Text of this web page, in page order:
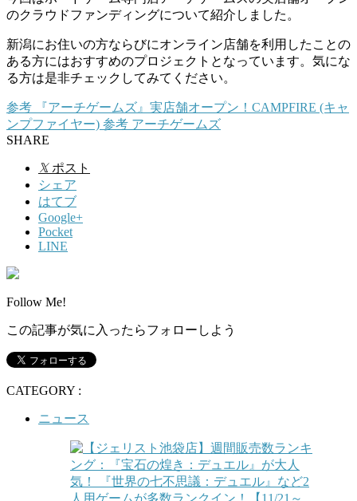
のクラウドファンディングについて紹介しました。
新潟にお住いの方ならびにオンライン店舗を利用したことの
ある方にはおすすめのプロジェクトとなっています。気にな
る方は是非チェックしてみてください。
参考 『アーチゲームズ』実店舗オープン！ CAMPFIRE (キャ
ンプファイヤー) 参考 アーチゲームズ
SHARE
𝕏 ポスト
シェア
はてブ
Google+
Pocket
LINE
Follow Me!
この記事が気に入ったらフォローしよう
CATEGORY :
ニュース